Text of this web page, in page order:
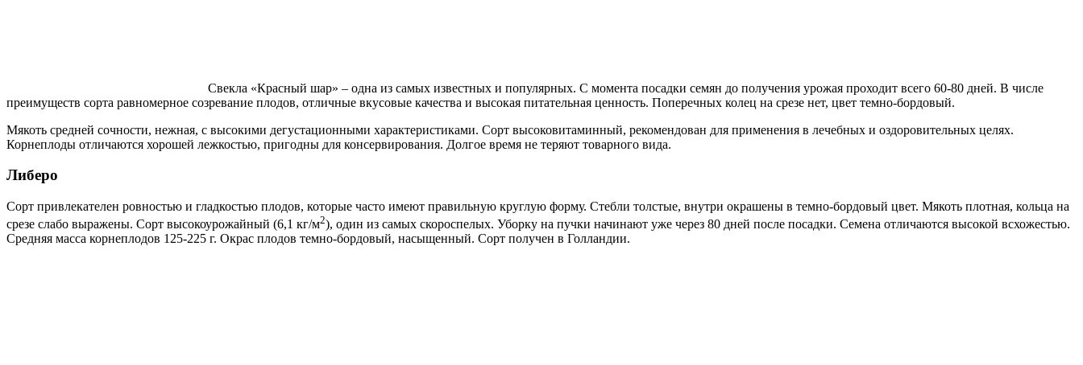
Свекла «Красный шар» – одна из самых известных и популярных. С момента посадки семян до получения урожая проходит всего 60-80 дней. В числе
преимуществ сорта равномерное созревание плодов, отличные вкусовые качества и высокая питательная ценность. Поперечных колец на срезе нет, цвет темно-бордовый.
Мякоть средней сочности, нежная, с высокими дегустационными характеристиками. Сорт высоковитаминный, рекомендован для применения в лечебных и оздоровительных целях.
Корнеплоды отличаются хорошей лежкостью, пригодны для консервирования. Долгое время не теряют товарного вида.
Либеро
Сорт привлекателен ровностью и гладкостью плодов, которые часто имеют правильную круглую форму. Стебли толстые, внутри окрашены в темно-бордовый цвет. Мякоть плотная, кольца на
срезе слабо выражены. Сорт высокоурожайный (6,1 кг/м2), один из самых скороспелых. Уборку на пучки начинают уже через 80 дней после посадки. Семена отличаются высокой всхожестью.
Средняя масса корнеплодов 125-225 г. Окрас плодов темно-бордовый, насыщенный. Сорт получен в Голландии.